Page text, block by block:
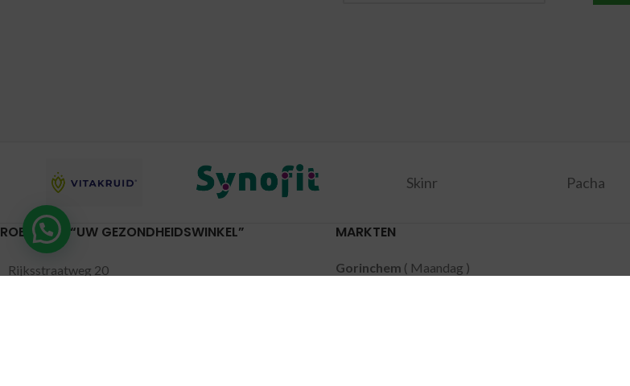
Skinr Pacha
ROELVITAL “UW GEZONDHEIDSWINKEL”
Rijksstraatweg 20
MARKTEN
Gorinchem ( Maandag )
Hulp nodig?